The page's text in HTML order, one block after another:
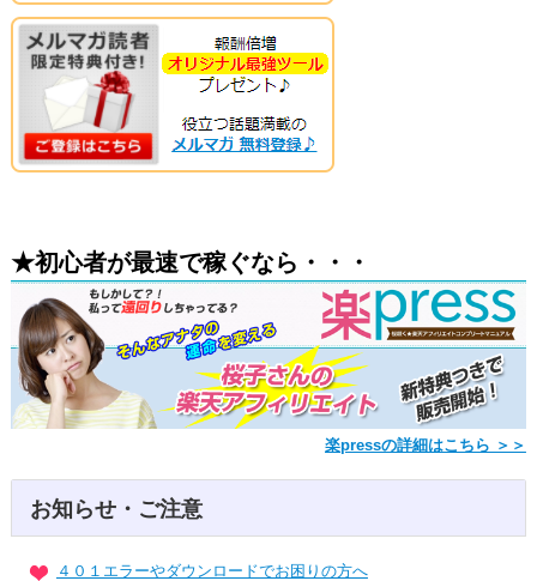
★初心者が最速で稼ぐなら・・・
楽pressの詳細はこちら ＞＞
お知らせ・ご注意
４０１エラーやダウンロードでお困りの方へ